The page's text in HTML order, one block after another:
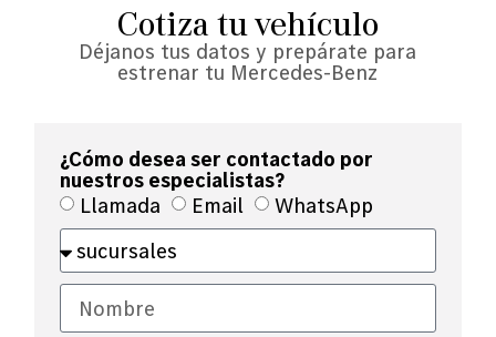
Cotiza tu vehículo
Déjanos tus datos y prepárate para
estrenar tu Mercedes-Benz
¿Cómo desea ser contactado por
nuestros especialistas?
Llamada
Email WhatsApp